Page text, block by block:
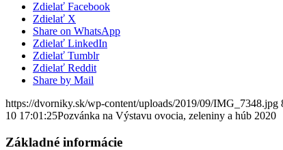
Zdielať Facebook
Zdielať X
Share on WhatsApp
Zdielať LinkedIn
Zdielať Tumblr
Zdielať Reddit
Share by Mail
https://dvorniky.sk/wp-content/uploads/2019/09/IMG_7348.jpg
10 17:01:25Pozvánka na Výstavu ovocia, zeleniny a húb 2020
Základné informácie